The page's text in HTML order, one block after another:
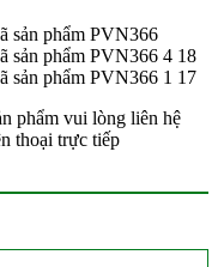
phẩm vui lòng liên hệ
thoại trực tiếp